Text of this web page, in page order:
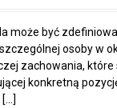
może być
osoby w
zachowania,
konkretną
[…]